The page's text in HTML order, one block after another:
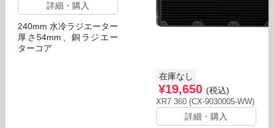
詳細・購入
240mm 水冷ラジエーター
厚さ54mm、銅ラジエー
ターコア
在庫なし
¥19,650 (税込)
XR7 360 (CX-9030005-WW)
詳細・購入